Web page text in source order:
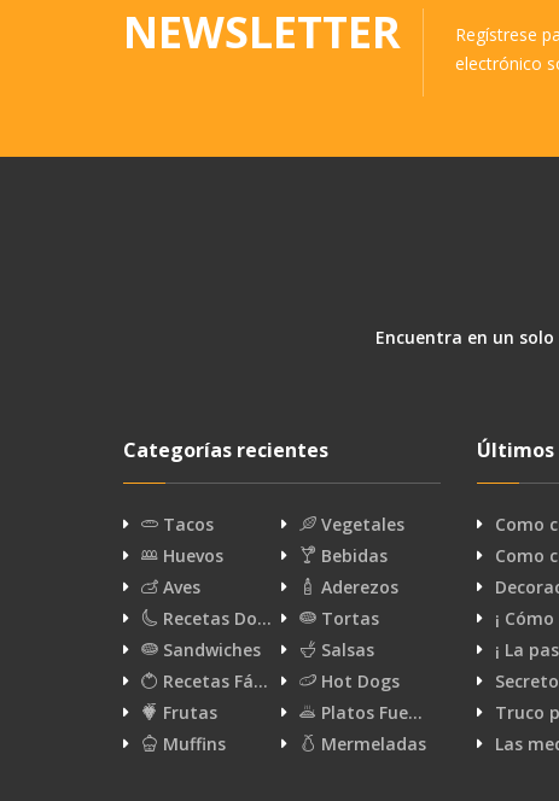
NEWSLETTER
Regístrese
electrónico
Encuentra en un
Categorías recientes
Tacos
Vegetales
Huevos
Bebidas
Aves
Aderezos
Recetas Do…
Tortas
Sandwiches
Salsas
Recetas Fá…
Hot Dogs
Frutas
Platos Fue…
Muffins
Mermeladas
Últimos
Como
Como
¡
¡ La
Truco
Las